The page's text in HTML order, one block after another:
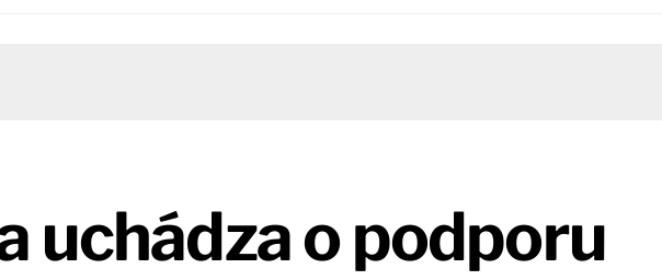
uchádza o podporu